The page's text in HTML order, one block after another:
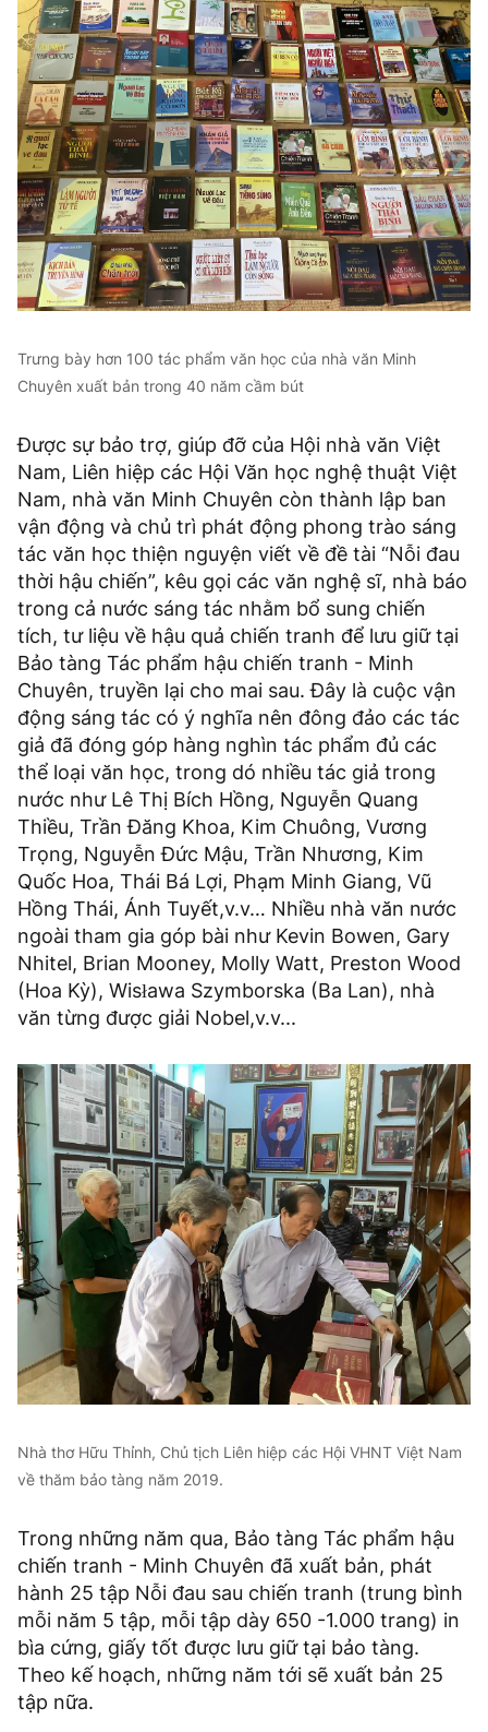
Trưng bày hơn 100 tác phẩm văn học của nhà văn Minh
Chuyên xuất bản trong 40 năm cầm bút
Được sự bảo trợ, giúp đỡ của Hội nhà văn Việt
Nam, Liên hiệp các Hội Văn học nghệ thuật Việt
Nam, nhà văn Minh Chuyên còn thành lập ban
vận động và chủ trì phát động phong trào sáng
tác văn học thiện nguyện viết về đề tài “Nỗi đau
thời hậu chiến”, kêu gọi các văn nghệ sĩ, nhà báo
trong cả nước sáng tác nhằm bổ sung chiến
tích, tư liệu về hậu quả chiến tranh để lưu giữ tại
Bảo tàng Tác phẩm hậu chiến tranh - Minh
Chuyên, truyền lại cho mai sau. Đây là cuộc vận
động sáng tác có ý nghĩa nên đông đảo các tác
giả đã đóng góp hàng nghìn tác phẩm đủ các
thể loại văn học, trong dó nhiều tác giả trong
nước như Lê Thị Bích Hồng, Nguyễn Quang
Thiều, Trần Đăng Khoa, Kim Chuông, Vương
Trọng, Nguyễn Đức Mậu, Trần Nhương, Kim
Quốc Hoa, Thái Bá Lợi, Phạm Minh Giang, Vũ
Hồng Thái, Ánh Tuyết,v.v… Nhiều nhà văn nước
ngoài tham gia góp bài như Kevin Bowen, Gary
Nhitel, Brian Mooney, Molly Watt, Preston Wood
(Hoa Kỳ), Wisława Szymborska (Ba Lan), nhà
văn từng được giải Nobel,v.v...
Nhà thơ Hữu Thỉnh, Chủ tịch Liên hiệp các Hội VHNT Việt Nam
về thăm bảo tàng năm 2019.
Trong những năm qua, Bảo tàng Tác phẩm hậu
chiến tranh - Minh Chuyên đã xuất bản, phát
hành 25 tập Nỗi đau sau chiến tranh (trung bình
mỗi năm 5 tập, mỗi tập dày 650 -1.000 trang) in
bìa cứng, giấy tốt được lưu giữ tại bảo tàng.
Theo kế hoạch, những năm tới sẽ xuất bản 25
tập nữa.